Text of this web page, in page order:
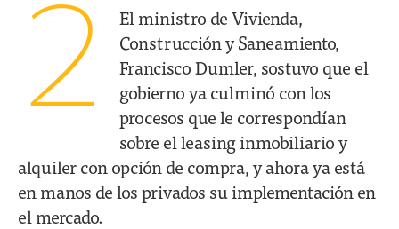
2
El ministro de Vivienda,
Construcción y Saneamiento,
Francisco Dumler, sostuvo que el
gobierno ya culminó con los
procesos que le correspondían
sobre el leasing inmobiliario y
alquiler con opción de compra, y ahora ya está
en manos de los privados su implementación en
el mercado.